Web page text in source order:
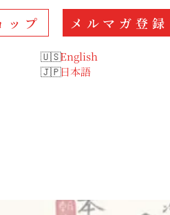
ップ メルマガ登録
English
日本語